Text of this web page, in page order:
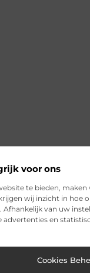
voor ons
te bieden, maken
wij inzicht in hoe
van uw
en
Cookies